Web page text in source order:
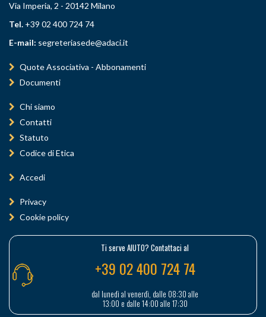
Via Imperia, 2 - 20142 Milano
Tel. +39 02 400 724 74
E-mail: segreteriasede@adaci.it
Quote Associativa - Abbonamenti
Documenti
Chi siamo
Contatti
Statuto
Codice di Etica
Accedi
Privacy
Cookie policy
Ti serve AIUTO? Contattaci al
+39 02 400 724 74
dal lunedì al venerdì, dalle 08:30 alle
13:00 e dalle 14:00 alle 17:30